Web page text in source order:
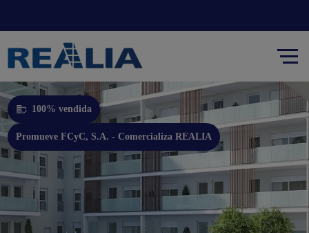
100% vendida
Promueve FCyC, S.A. - Comercializa REALIA